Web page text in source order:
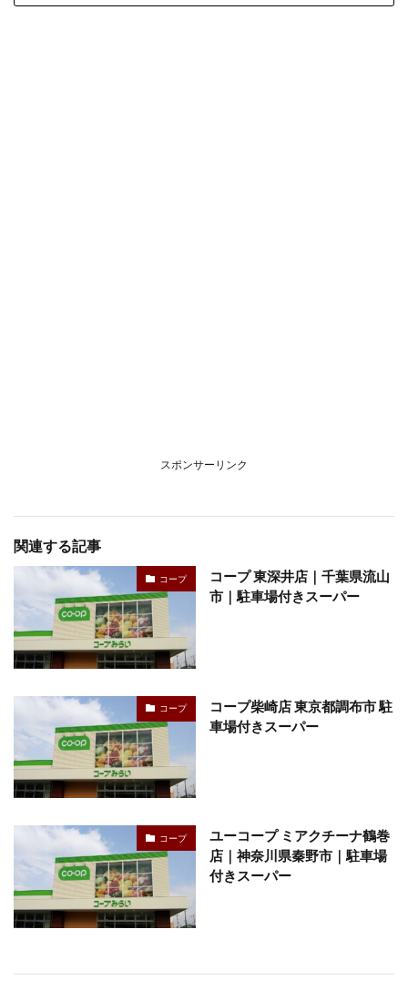
スポンサーリンク
関連する記事
コープ
コープ 東深井店｜千葉県流山
市｜駐車場付きスーパー
コープ
コープ柴崎店 東京都調布市 駐
車場付きスーパー
コープ
ユーコープ ミアクチーナ鶴巻
店｜神奈川県秦野市｜駐車場
付きスーパー